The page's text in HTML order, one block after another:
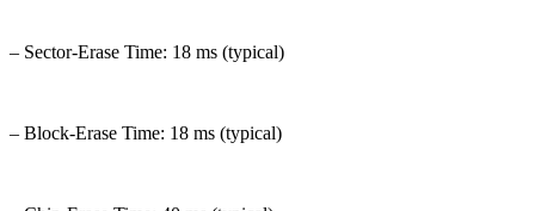
– Sector-Erase Time: 18 ms (typical)
– Block-Erase Time: 18 ms (typical)